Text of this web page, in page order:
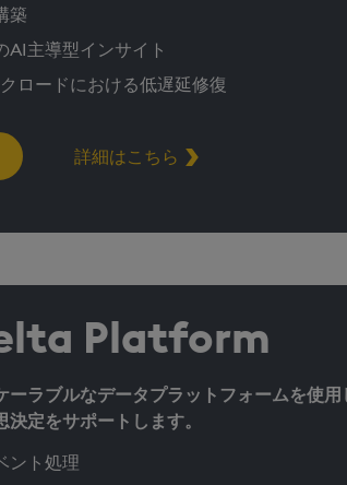
築
AI主導型インサイト
ロードにおける低遅延修復
詳細はこちら
Platform
ーラブルなデータプラットフォームを使
定をサポートします。
ント処理